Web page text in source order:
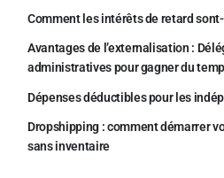
Comment les intérêts de retard
Avantages de l’externalisation :
administratives pour gagner du
Dépenses déductibles pour les
Dropshipping : comment démarrer
sans inventaire